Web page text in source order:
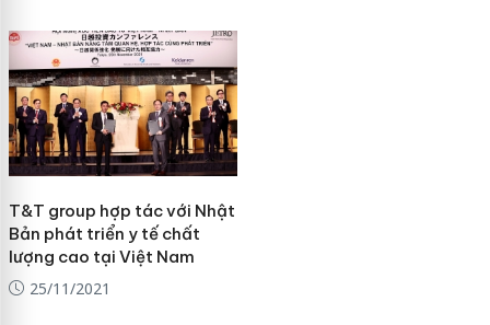
T&T group hợp tác với Nhật
Bản phát triển y tế chất
lượng cao tại Việt Nam
25/11/2021